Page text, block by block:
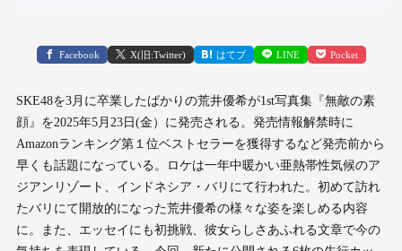
Facebook X(旧:Twitter) はてブ LINE Pocket
SKE48を3月に卒業したばかりの荒井優希が1st写真集『無敵の素
顔』を2025年5月23日(金）に発売される。発売情報解禁時に
Amazonランキング第１位ベストセラーを獲得するなど発売前から
早くも話題になっている。ロケは一年中暖かい亜熱帯性気候のア
ジアンリゾート、インドネシア・バリにて行われた。初めて訪れ
たバリにて開放的になった荒井優希の様々な姿を楽しめる内容
に。また、エッセイにも初挑戦、彼女らしさあふれる文章で今の